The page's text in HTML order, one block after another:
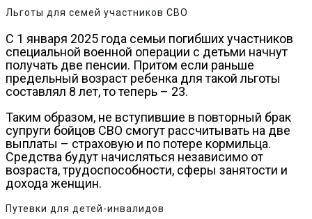
Льготы для семей участников СВО
С 1 января 2025 года семьи погибших участников
специальной военной операции с детьми начнут
получать две пенсии. Притом если раньше
предельный возраст ребенка для такой льготы
составлял 8 лет, то теперь – 23.
Таким образом, не вступившие в повторный брак
супруги бойцов СВО смогут рассчитывать на две
выплаты – страховую и по потере кормильца.
Средства будут начисляться независимо от
возраста, трудоспособности, сферы занятости и
дохода женщин.
Путевки для детей-инвалидов